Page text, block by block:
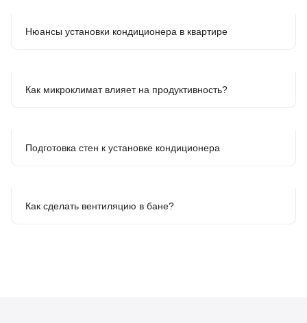
Нюансы установки кондиционера в квартире
Как микроклимат влияет на продуктивность?
Подготовка стен к установке кондиционера
Как сделать вентиляцию в бане?